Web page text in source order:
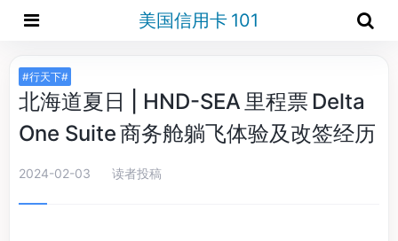
美国信用卡 101
#行天下#
北海道夏日 | HND-SEA 里程票 Delta
One Suite 商务舱躺飞体验及改签经历
2024-02-03 读者投稿